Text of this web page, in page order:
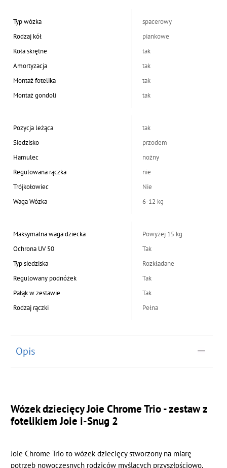
Typ wózka
spacerowy
Rodzaj kół
piankowe
Koła skrętne
tak
Amortyzacja
tak
Montaż fotelika
tak
Montaż gondoli
tak
Pozycja leżąca
tak
Siedzisko
przodem
Hamulec
nożny
Regulowana rączka
nie
Trójkołowiec
Nie
Waga Wózka
6-12 kg
Maksymalna waga dziecka
Powyżej 15 kg
Ochrona UV 50
Tak
Typ siedziska
Rozkładane
Regulowany podnóżek
Tak
Pałąk w zestawie
Tak
Rodzaj rączki
Pełna
Opis
Wózek dziecięcy Joie Chrome Trio - zestaw z
fotelikiem Joie i-Snug 2
Joie Chrome Trio to wózek dziecięcy stworzony na miarę
potrzeb nowoczesnych rodziców myślących przyszłościowo.